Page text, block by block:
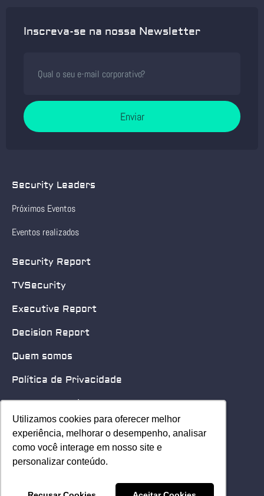
Utilizamos cookies para oferecer melhor
experiência, melhorar o desempenho, analisar
como você interage em nosso site e
personalizar conteúdo.
Utilizamos cookies para oferecer melhor
experiência, melhorar o desempenho, analisar
como você interage em nosso site e
personalizar conteúdo.
Inscreva-se na nossa Newsletter
Enviar
Security Leaders
Próximos Eventos
Eventos realizados
Security Report
TVSecurity
Executive Report
Decision Report
Quem somos
Política de Privacidade
Quero patrocinar
Contato
Home
© 2025 Security Leader. Todos os Direitos Reservados.